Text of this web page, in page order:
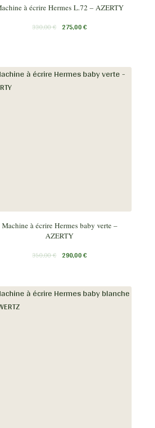
à écrire Hermes L.72 – AZERTY
330,00€ 275,00€
Machine à écrire Hermes baby verte –
AZERTY
350,00€ 290,00€